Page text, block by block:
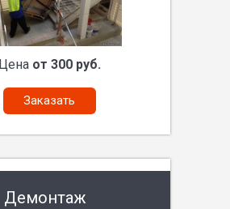
Цена от 300 руб.
Заказать
Демонтаж